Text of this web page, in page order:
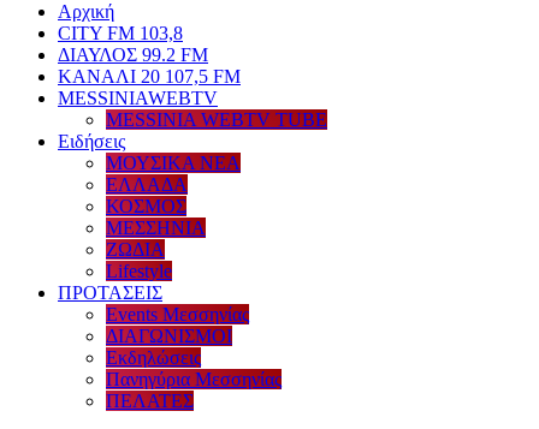
Αρχική
CITY FM 103,8
ΔΙΑΥΛΟΣ 99.2 FM
ΚΑΝΑΛΙ 20 107,5 FM
MESSINIAWEBTV
MESSINIA WEBTV TUBE
Eιδήσεις
ΜΟΥΣΙΚΑ ΝΕΑ
ΕΛΛΑΔΑ
ΚΟΣΜΟΣ
ΜΕΣΣΗΝΙΑ
ΖΩΔΙΑ
Lifestyle
ΠΡΟΤΑΣΕΙΣ
Events Μεσσηνίας
ΔΙΑΓΩΝΙΣΜΟΙ
Εκδηλώσεις
Πανηγύρια Μεσσηνίας
ΠΕΛΑΤΕΣ